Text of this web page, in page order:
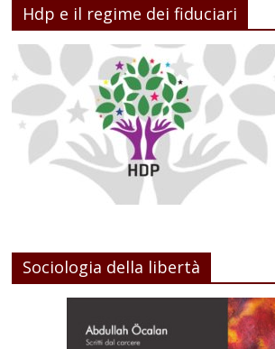
Hdp e il regime dei fiduciari
Sociologia della libertà